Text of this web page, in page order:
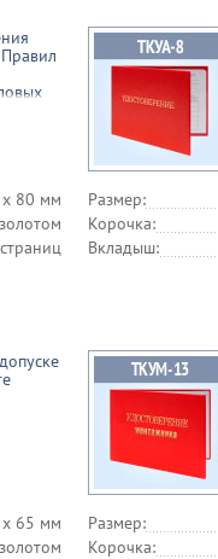
80 мм
Размер:
Корочка:
Вкладыш:
65 мм
Размер:
Корочка: